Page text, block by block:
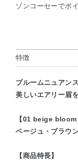
ゾンコーセーでポ
特徴
ブルームニュアン
美しいエアリー眉
【01 beige bloom
ベージュ・ブラウ
【商品特長】